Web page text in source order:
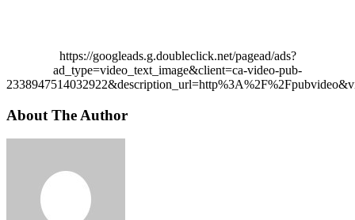
https://googleads.g.doubleclick.net/pagead/ads?
ad_type=video_text_image&client=ca-video-pub-
About The Author